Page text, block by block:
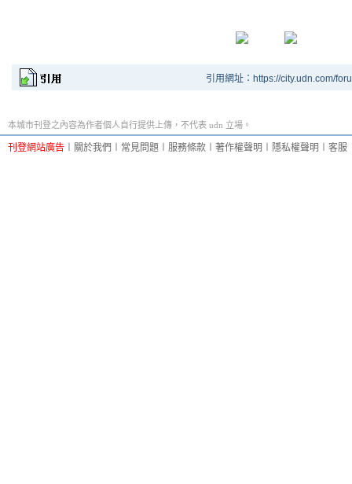
引用網址：https://city.udn.com/
本城市刊登之內容為作者個人自行提供上傳，不代表 udn 立場。
刊登網站廣告 關於我們 常見問題 服務條款 著作權聲明 隱私權聲明 客服